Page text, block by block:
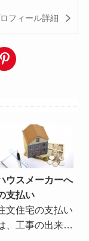
フィール詳細
ウスメーカーへ
支払い
文住宅の支払い
、工事の出来…